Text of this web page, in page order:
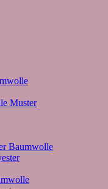
Muster
Baumwolle